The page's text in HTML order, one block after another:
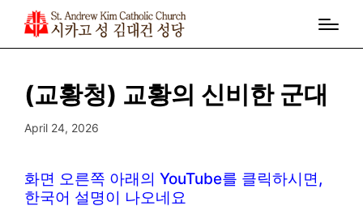
(교황청) 교황의 신비한 군대
April 24, 2026
화면 오른쪽 아래의 YouTube를 클릭하시면,
한국어 설명이 나오네요